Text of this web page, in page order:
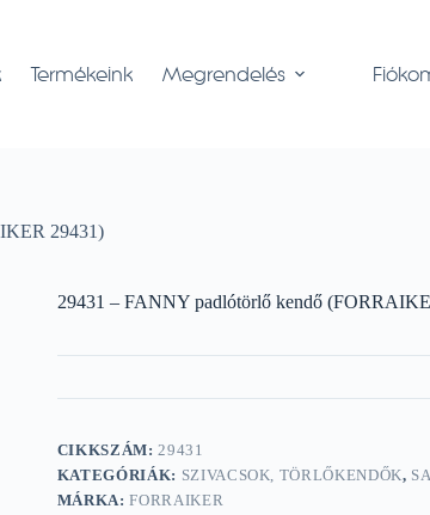
Termékeink Megrendelés
29431)
29431 – FANNY padlótörlő kendő
CIKKSZÁM:29431
KATEGÓRIÁK: SZIVACSOK, TÖRLŐKENDŐK,
MÁRKA:FORRAIKER